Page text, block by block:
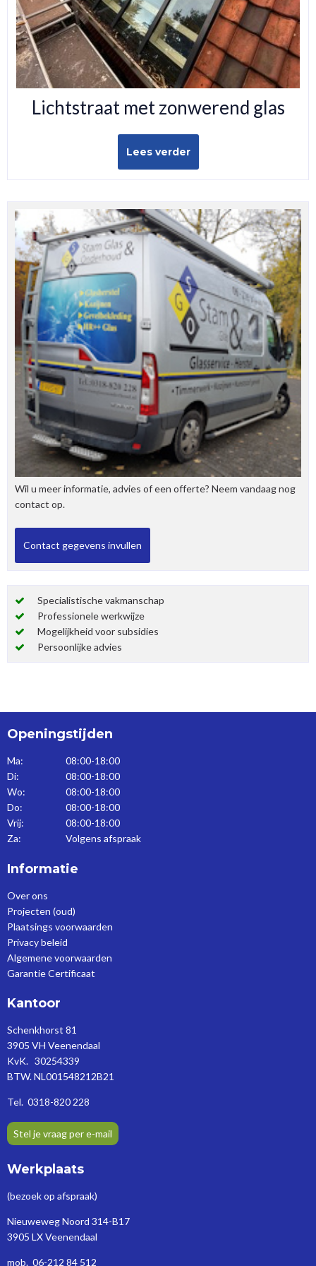
OVER ONS
DUBBEL GLAS LEK
Lichtstraat met zonwerend glas
Lees verder
Wil u meer informatie, advies of een offerte? Neem vandaag nog
contact op.
Specialistische vakmanschap
Professionele werkwijze
Mogelijkheid voor subsidies
Persoonlijke advies
Openingstijden
Ma:
08:00-18:00
Di:
08:00-18:00
Wo:
08:00-18:00
Do:
08:00-18:00
Vrij:
08:00-18:00
Za:
Volgens afspraak
Informatie
Over ons
Projecten (oud)
Plaatsings voorwaarden
Privacy beleid
Algemene voorwaarden
Garantie Certificaat
Kantoor
Schenkhorst 81
3905 VH Veenendaal
KvK. 30254339
BTW. NL001548212B21
Tel. 0318-820 228
Stel je vraag per e-mail
Werkplaats
(bezoek op afspraak)
Nieuweweg Noord 314-B17
3905 LX Veenendaal
mob. 06-212 84 512